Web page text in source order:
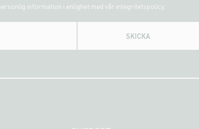
information i enlighet med vår integritetspolicy.
SKICKA